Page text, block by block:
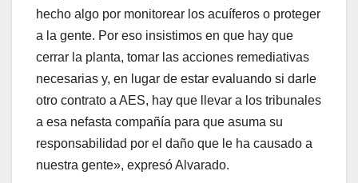
hecho algo por monitorear los acuíferos o proteger
a la gente. Por eso insistimos en que hay que
cerrar la planta, tomar las acciones remediativas
necesarias y, en lugar de estar evaluando si darle
otro contrato a AES, hay que llevar a los tribunales
a esa nefasta compañía para que asuma su
responsabilidad por el daño que le ha causado a
nuestra gente», expresó Alvarado.